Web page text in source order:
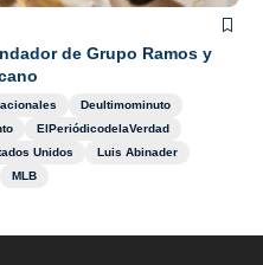
de Grupo Ramos y
Deultimominuto
ElPeriódicodelaVerdad
Unidos
Luis Abinader
MLB